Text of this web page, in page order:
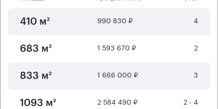
410 м² 990 830 ₽ 4
683 м² 1 593 670 ₽ 2
833 м² 1 666 000 ₽ 3
1093 м² 2 584 490 ₽ 2 - 4